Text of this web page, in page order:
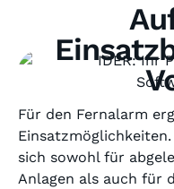
Für den Fernalarm
sich sowohl für
Anlagen als auch für